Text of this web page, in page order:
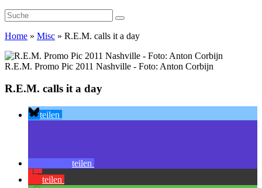
Home » Misc » R.E.M. calls it a day
R.E.M. Promo Pic 2011 Nashville - Foto: Anton Corbijn
R.E.M. calls it a day
teilen
teilen
teilen